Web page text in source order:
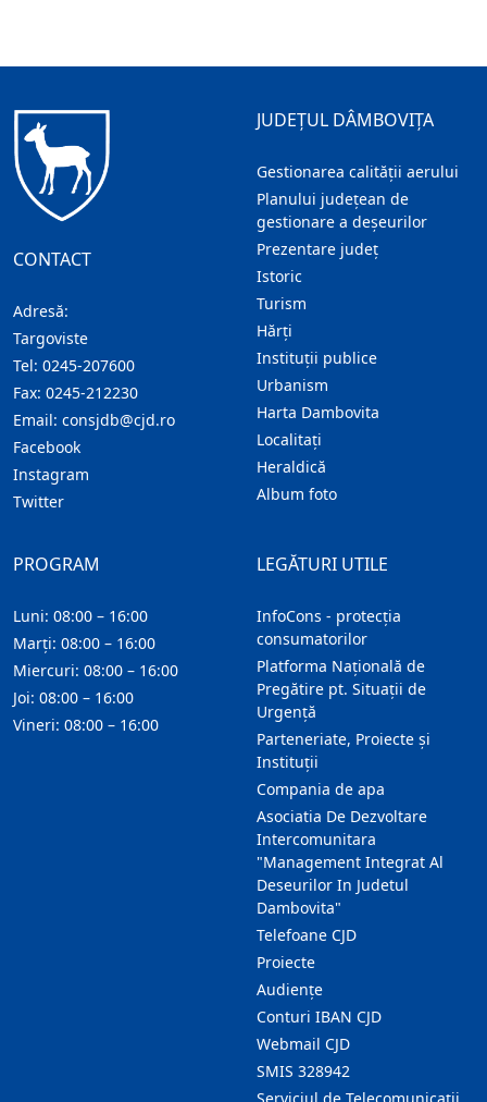
CONTACT
Adresă:
Targoviste
Tel: 0245-207600
Fax: 0245-212230
Email: consjdb@cjd.ro
Facebook
Instagram
Twitter
JUDEȚUL DÂMBOVIȚA
Gestionarea calității aerului
Planului județean de
gestionare a deșeurilor
Prezentare judeţ
Istoric
Turism
Hărţi
Instituţii publice
Urbanism
Harta Dambovita
Localitaţi
Heraldică
Album foto
LEGĂTURI UTILE
InfoCons - protecția
consumatorilor
Platforma Națională de
Pregătire pt. Situații de
Urgență
Parteneriate, Proiecte și
Instituții
Compania de apa
Asociatia De Dezvoltare
Intercomunitara
"Management Integrat Al
Deseurilor In Judetul
Dambovita"
Telefoane CJD
Proiecte
Audienţe
Conturi IBAN CJD
Webmail CJD
SMIS 328942
PROGRAM
Luni: 08:00 – 16:00
Marți: 08:00 – 16:00
Miercuri: 08:00 – 16:00
Joi: 08:00 – 16:00
Vineri: 08:00 – 16:00